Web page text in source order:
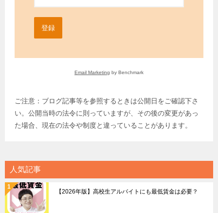
登録
Email Marketing by Benchmark
ご注意：ブログ記事等を参照するときは公開日をご確認下さ
い。公開当時の法令に則っていますが、その後の変更があっ
た場合、現在の法令や制度と違っていることがあります。
人気記事
【2026年版】高校生アルバイトにも最低賃金は必要？